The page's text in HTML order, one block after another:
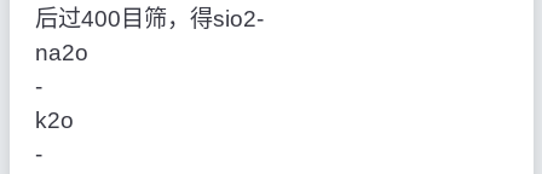
后过400目筛，得sio2‑
na2o
‑
k2o
‑